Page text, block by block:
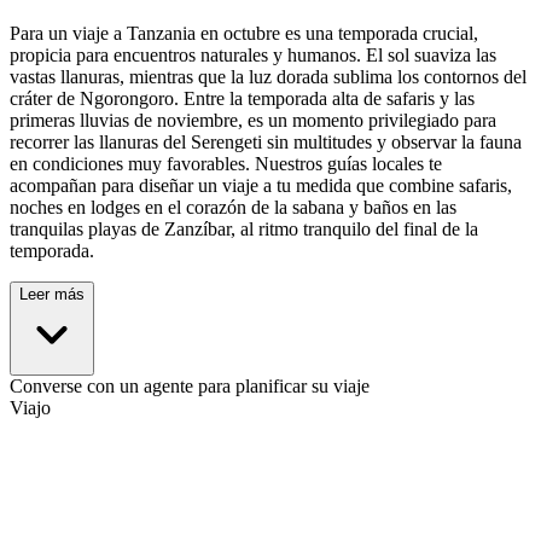
Para un viaje a Tanzania en octubre es una temporada crucial,
propicia para encuentros naturales y humanos. El sol suaviza las
vastas llanuras, mientras que la luz dorada sublima los contornos del
cráter de Ngorongoro. Entre la temporada alta de safaris y las
primeras lluvias de noviembre, es un momento privilegiado para
recorrer las llanuras del Serengeti sin multitudes y observar la fauna
en condiciones muy favorables. Nuestros guías locales te
acompañan para diseñar un viaje a tu medida que combine safaris,
noches en lodges en el corazón de la sabana y baños en las
tranquilas playas de Zanzíbar, al ritmo tranquilo del final de la
temporada.
Leer más
Converse con un agente para planificar su viaje
Viajo